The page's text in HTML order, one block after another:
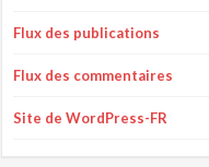
Flux des publications
Flux des commentaires
Site de WordPress-FR